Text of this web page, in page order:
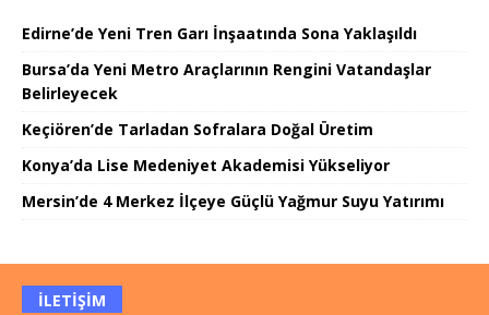
Edirne’de Yeni Tren Garı İnşaatında Sona Yaklaşıldı
Bursa’da Yeni Metro Araçlarının Rengini Vatandaşlar
Belirleyecek
Keçiören’de Tarladan Sofralara Doğal Üretim
Konya’da Lise Medeniyet Akademisi Yükseliyor
Mersin’de 4 Merkez İlçeye Güçlü Yağmur Suyu Yatırımı
İLETIŞIM